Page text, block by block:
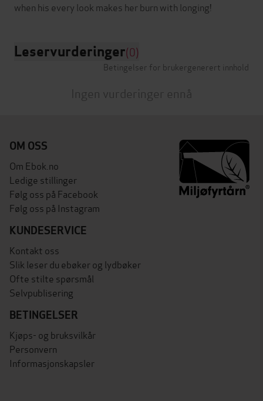
Leservurderinger(0)
Betingelser for brukergenerert innhold
Ingen vurderinger ennå
OM OSS
Om Ebok.no
Ledige stillinger
Følg oss på Facebook
Følg oss på Instagram
KUNDESERVICE
Kontakt oss
Slik leser du ebøker og lydbøker
Ofte stilte spørsmål
Selvpublisering
BETINGELSER
Kjøps- og bruksvilkår
Personvern
Informasjonskapsler